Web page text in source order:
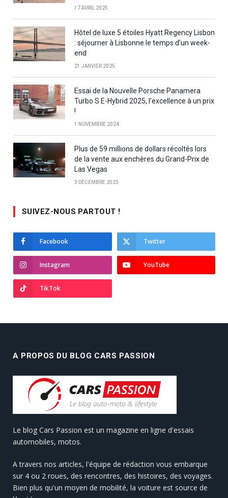
17 AVRIL 2025
Hôtel de luxe 5 étoiles Hyatt Regency Lisbon
: séjourner à Lisbonne le temps d’un week-
end
21 JANVIER 2025
Essai de la Nouvelle Porsche Panamera
Turbo S E-Hybrid 2025, l’excellence à un prix
!
1 NOVEMBRE 2024
Plus de 59 millions de dollars récoltés lors
de la vente aux enchères du Grand-Prix de
Las Vegas
3 DÉCEMBRE 2023
SUIVEZ-NOUS PARTOUT !
Facebook Twitter
Instagram YouTube
TikTok
A PROPOS DU BLOG CARS PASSION
Le blog Cars Passion est un magazine en ligne d'essais
automobiles, motos.
A travers nos articles, l'équipe de rédaction vous embarque
sur 4 ou 2 roues, des rencontres, des histoires, des voyages.
Bien plus qu'un moyen de mobilité, la voiture est source de